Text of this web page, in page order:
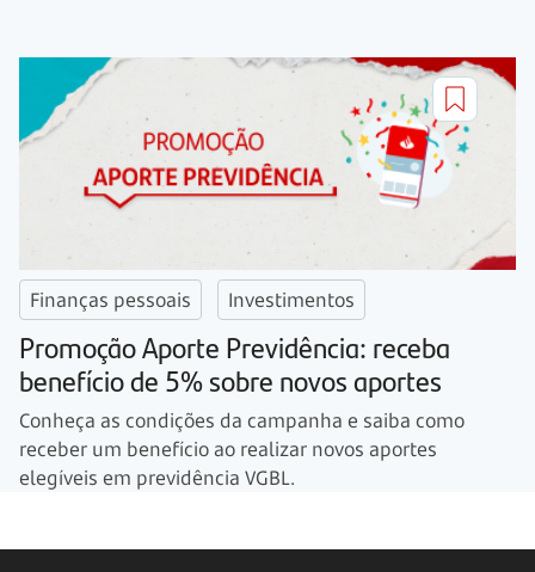
Finanças pessoais Investimentos
Promoção Aporte Previdência: receba
benefício de 5% sobre novos aportes
Conheça as condições da campanha e saiba como
receber um benefício ao realizar novos aportes
elegíveis em previdência VGBL.